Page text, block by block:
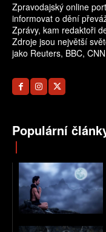
Zpravodajský online
informovat o dění
Zprávy, kam redaktoři
Zdroje jsou největší
jako Reuters, BBC,
Populární